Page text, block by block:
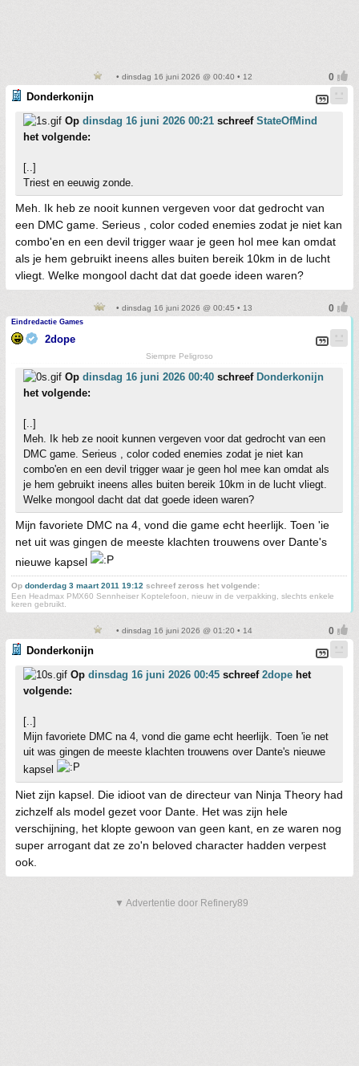
• dinsdag 16 juni 2026 @ 00:40 • 12
Donderkonijn
Op dinsdag 16 juni 2026 00:21 schreef StateOfMind
het volgende:
[..]
Triest en eeuwig zonde.
Meh. Ik heb ze nooit kunnen vergeven voor dat gedrocht van
een DMC game. Serieus , color coded enemies zodat je niet kan
combo'en en een devil trigger waar je geen hol mee kan omdat
als je hem gebruikt ineens alles buiten bereik 10km in de lucht
vliegt. Welke mongool dacht dat dat goede ideen waren?
• dinsdag 16 juni 2026 @ 00:45 • 13
Eindredactie Games
2dope
Siempre Peligroso
Op dinsdag 16 juni 2026 00:40 schreef Donderkonijn
het volgende:
[..]
Meh. Ik heb ze nooit kunnen vergeven voor dat gedrocht van een
DMC game. Serieus , color coded enemies zodat je niet kan
combo'en en een devil trigger waar je geen hol mee kan omdat als
je hem gebruikt ineens alles buiten bereik 10km in de lucht vliegt.
Welke mongool dacht dat dat goede ideen waren?
Mijn favoriete DMC na 4, vond die game echt heerlijk. Toen 'ie
net uit was gingen de meeste klachten trouwens over Dante's
nieuwe kapsel
Op donderdag 3 maart 2011 19:12 schreef zeross het volgende:
Een Headmax PMX60 Sennheiser Koptelefoon, nieuw in de verpakking, slechts enkele
keren gebruikt.
• dinsdag 16 juni 2026 @ 01:20 • 14
Donderkonijn
Op dinsdag 16 juni 2026 00:45 schreef 2dope het
volgende:
[..]
Mijn favoriete DMC na 4, vond die game echt heerlijk. Toen 'ie net
uit was gingen de meeste klachten trouwens over Dante's nieuwe
kapsel
Niet zijn kapsel. Die idioot van de directeur van Ninja Theory had
zichzelf als model gezet voor Dante. Het was zijn hele
verschijning, het klopte gewoon van geen kant, en ze waren nog
super arrogant dat ze zo'n beloved character hadden verpest
ook.
▼ Advertentie door Refinery89